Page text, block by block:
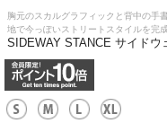
胸元のスカルグラフィックと背中の手
地で今っぽいストリートスタイルを完
SIDEWAY STANCE サイド